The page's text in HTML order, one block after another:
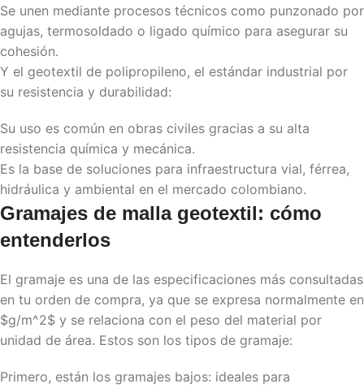
Se unen mediante procesos técnicos como punzonado por
agujas, termosoldado o ligado químico para asegurar su
cohesión.
Y el geotextil de polipropileno, el estándar industrial por
su resistencia y durabilidad:
Su uso es común en obras civiles gracias a su alta
resistencia química y mecánica.
Es la base de soluciones para infraestructura vial, férrea,
hidráulica y ambiental en el mercado colombiano.
Gramajes de malla geotextil: cómo
entenderlos
El gramaje es una de las especificaciones más consultadas
en tu orden de compra, ya que se expresa normalmente en
$g/m^2$ y se relaciona con el peso del material por
unidad de área. Estos son los tipos de gramaje:
Primero, están los gramajes bajos: ideales para